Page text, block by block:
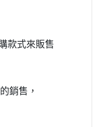
款式來販售
銷售，